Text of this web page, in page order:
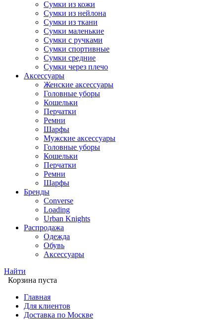
Сумки из кожи
Сумки из нейлона
Сумки из ткани
Сумки маленькие
Сумки с ручками
Сумки спортивные
Сумки средние
Сумки через плечо
Аксессуары
Женские аксессуары
Головные уборы
Кошельки
Перчатки
Ремни
Шарфы
Мужские аксессуары
Головные уборы
Кошельки
Перчатки
Ремни
Шарфы
Бренды
Converse
Loading
Urban Knights
Распродажа
Одежда
Обувь
Аксессуары
Найти
Корзина пуста
Главная
Для клиентов
Доставка по Москве